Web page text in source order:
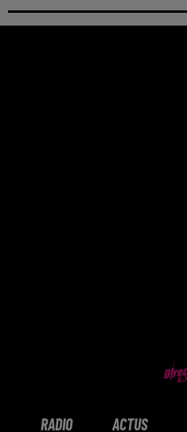
RADIO ACTUS